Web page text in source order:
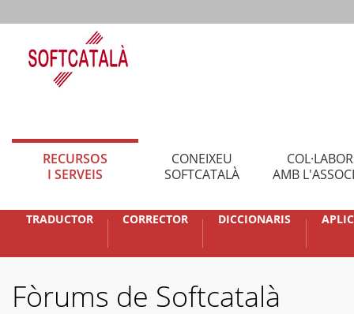
RECURSOS
I SERVEIS
CONEIXEU
SOFTCATALÀ
AMB
TRADUCTOR CORRECTOR DICCIONARIS
Fòrums de Softcatalà